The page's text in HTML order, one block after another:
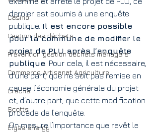
Casino
Gestion des déchets
Prévention gestion déchets ménagers
Commerce Artisanat Agriculture
Crèche
Scotts
Elyse energy
dernier est soumis à une enquête
publique. Il est encore possible
pour la commune de modifier le
projet de PLU après l’enquête
publique . Pour cela, il est nécessaire,
d’une part, que ne soit pas remise en
cause l’économie générale du projet
et, d’autre part, que cette modification
procède de l’enquête.
On mesure l’importance que revêt le